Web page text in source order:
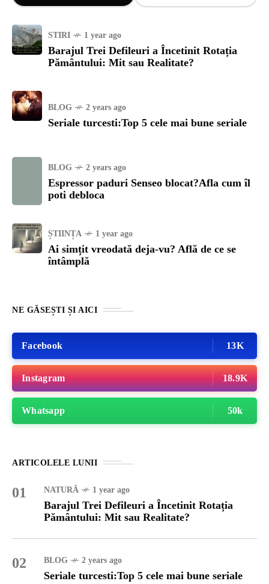
STIRI 1 year ago
Barajul Trei Defileuri a Încetinit Rotația
Pământului: Mit sau Realitate?
BLOG 2 years ago
Seriale turcesti:Top 5 cele mai bune seriale
BLOG 2 years ago
Espressor paduri Senseo blocat?Afla cum îl
poti debloca
ȘTIINȚA 1 year ago
Ai simțit vreodată deja-vu? Află de ce se
întâmplă
NE GĂSEȘTI ȘI AICI
Facebook 13K
Instagram 18.9K
Whatsapp 50k
ARTICOLELE LUNII
01 NATURĂ 1 year ago
Barajul Trei Defileuri a Încetinit Rotația
Pământului: Mit sau Realitate?
02 BLOG 2 years ago
Seriale turcesti:Top 5 cele mai bune seriale